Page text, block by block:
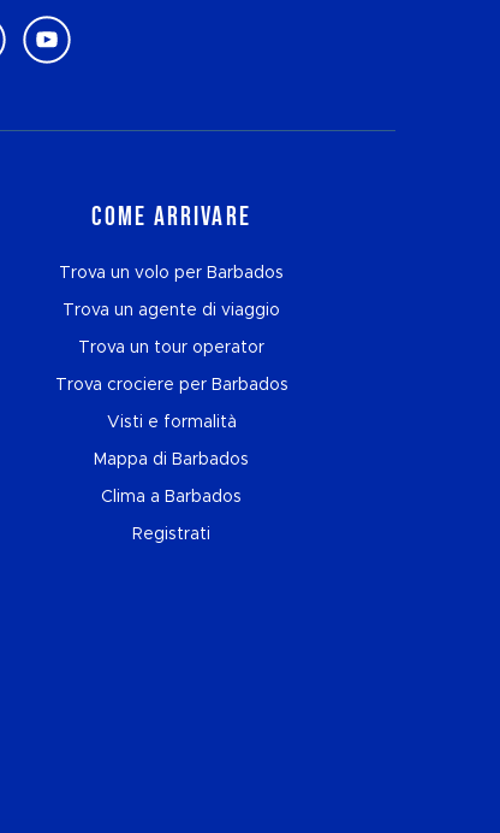
Come arrivare
Trova un volo per Barbados
Trova un agente di viaggio
Trova un tour operator
Trova crociere per Barbados
Visti e formalità
Mappa di Barbados
Clima a Barbados
Registrati